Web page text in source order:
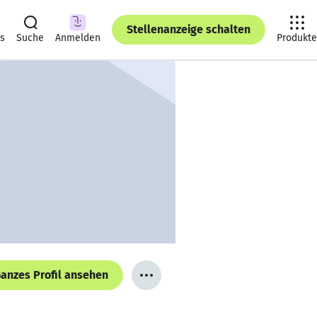
Suche Anmelden
Stellenanzeige schalten
Produkte
Profil ansehen